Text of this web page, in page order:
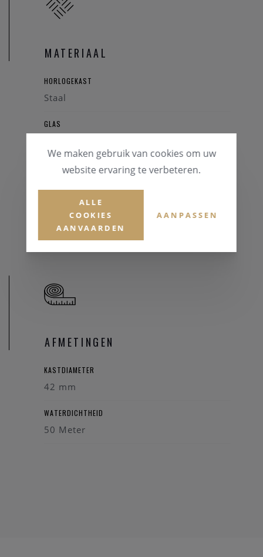
MATERIAAL
HORLOGEKAST
Staal
GLAS
HORLOGEBAND
Zilverkleurig
AFMETINGEN
KASTDIAMETER
42 mm
WATERDICHTHEID
50 Meter
We maken gebruik van cookies om uw
website ervaring te verbeteren.
ALLE
COOKIES
AANVAARDEN
AANPASSEN